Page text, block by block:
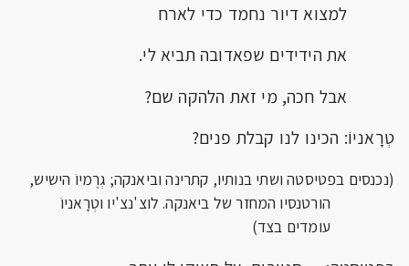
למצוא דיור נחמד כדי לארח
את הידידים שפאדובה תביא לי.
אבל חכה, מי זאת הלהקה שם?
טְרָאניוֹ: הכינו לנו קבלת פנים?
(נכנסים בפטיסטה ושתי בנותיו, קתרינה וביאנקה; גְרֶמיוֹ הישיש,
הורטנסיו המחזר של ביאנקה. לוצ'נצ'יו וטְרָאניוֹ
עומדים בצד)